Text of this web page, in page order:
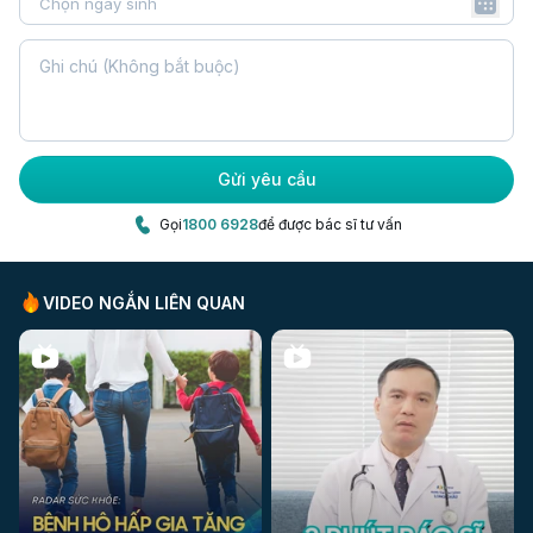
phân.
Điều trị triệu chứng:
Chế độ sinh hoạt và phòng ngừa vàng da
Những thói quen sinh hoạt có thể giúp bạn hạn chế
diễn tiến của vàng da
Tập thể dục thường xuyên: Tập thể dục giúp cải
thiện chức năng gan và tăng cường sức khỏe tổng
thể. Các bài tập như đi bộ, chạy bộ, yoga đều có
lợi.
Tránh các chất độc hại: Hạn chế tiếp xúc với hóa
chất độc hại và thuốc trừ sâu. Không sử dụng
thuốc lá.
Gửi yêu cầu
Gọi1800 6928để được bác sĩ tư vấn
VIDEO NGẮN LIÊN QUAN